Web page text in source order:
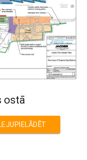
ostā